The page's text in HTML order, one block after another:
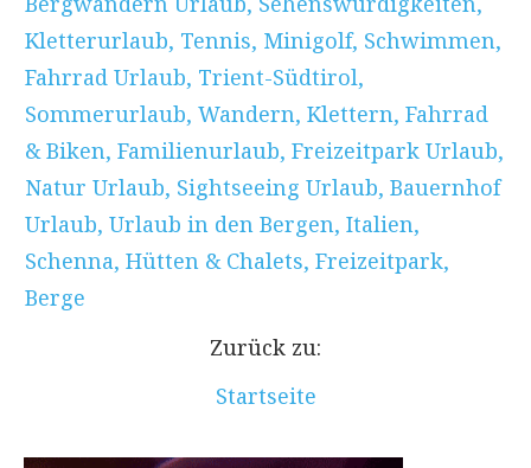
Kletterurlaub, Tennis, Minigolf, Schwimmen,
Fahrrad Urlaub, Trient-Südtirol,
Sommerurlaub, Wandern, Klettern, Fahrrad
& Biken, Familienurlaub, Freizeitpark Urlaub,
Natur Urlaub, Sightseeing Urlaub, Bauernhof
Urlaub, Urlaub in den Bergen, Italien,
Schenna, Hütten & Chalets, Freizeitpark,
Berge
Zurück zu:
Startseite